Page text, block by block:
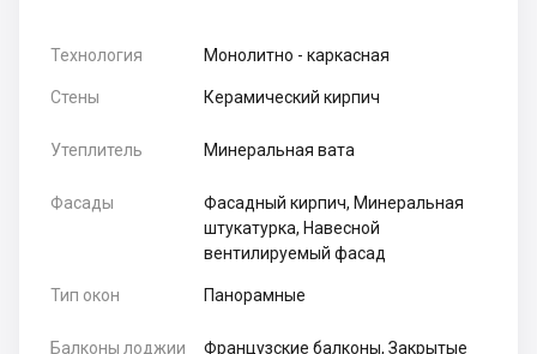
Технология Монолитно - каркасная
Стены Керамический кирпич
Утеплитель Минеральная вата
Фасады
Фасадный кирпич, Минеральная
штукатурка, Навесной
вентилируемый фасад
Тип окон Панорамные
Балконы лоджии
Французские балконы, Закрытые